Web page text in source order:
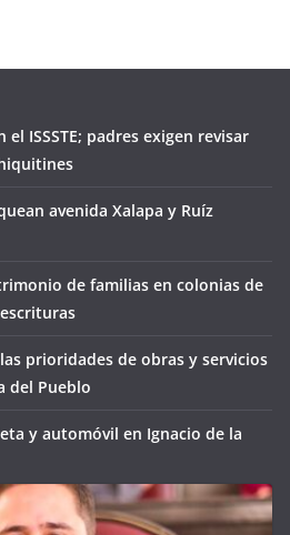
ISSSTE; padres exigen revisar
avenida Xalapa y Ruíz
de familias en colonias de
prioridades de obras y servicios
del Pueblo
y automóvil en Ignacio de la